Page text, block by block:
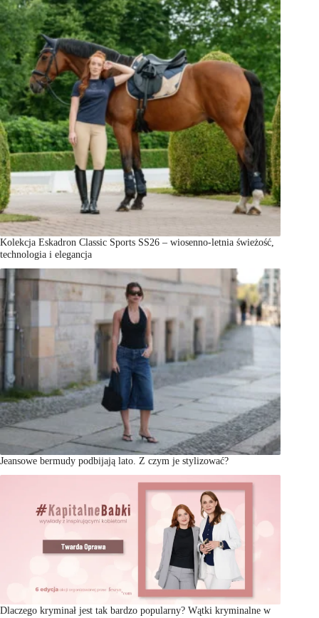
Kolekcja Eskadron Classic Sports SS26 – wiosenno-letnia świeżość,
technologia i elegancja
Jeansowe bermudy podbijają lato. Z czym je stylizować?
Dlaczego kryminał jest tak bardzo popularny? Wątki kryminalne w